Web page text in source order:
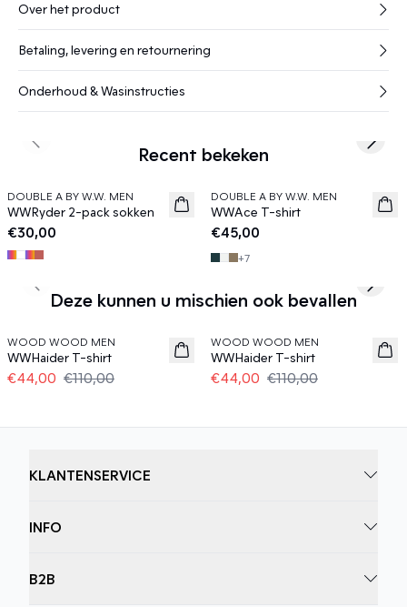
Over het product
Betaling, levering en retournering
Onderhoud & Wasinstructies
Recent bekeken
News
DOUBLE A BY W.W. MEN
WWRyder 2-pack sokken
€30,00
News
DOUBLE A BY W.W. MEN
WWAce T-shirt
€45,00
+7
Previous slide Next
Deze kunnen u mischien ook bevallen
WOOD WOOD MEN
WWHaider T-shirt
€44,00 €110,00
60%
WOOD WOOD MEN
WWHaider T-shirt
€44,00 €110,00
Previous slide Next
KLANTENSERVICE
INFO
B2B